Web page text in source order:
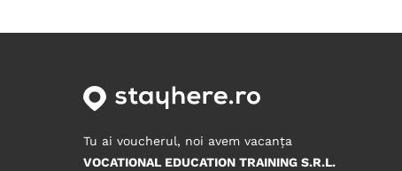
Tu ai voucherul, noi avem vacanța
VOCATIONAL EDUCATION TRAINING S.R.L.